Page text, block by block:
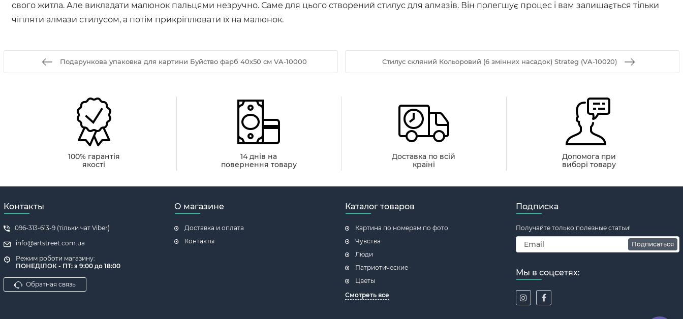
свого житла. Але викладати малюнок пальцями незручно. Саме для цього створений стилус для алмазів. Він полегшує процес і вам залишається тільки
чіпляти алмази стилусом, а потім прикріплювати їх на малюнок.
Подарункова упаковка для картини Буйство фарб 40х50 см VA-10000 Стилус скляний Кольоровий (6 змінних насадок) Strateg (VA-10020)
100% гарантія
якості
14 днів на
повернення товару
Доставка по всій
країні
Допомога при
виборі товару
Контакты
096-313-613-9 (тільки чат Viber)
info@artstreet.com.ua
Режим роботи магазину:
ПОНЕДІЛОК - ПТ: з 9:00 до 18:00
Обратная связь
О магазине
Доставка и оплата
Контакты
Каталог товаров
Картина по номерам по фото
Чувства
Люди
Патриотические
Цветы
Смотреть все
Подписка
Получайте только полезные статьи!
Подписаться
Мы в соцсетях: